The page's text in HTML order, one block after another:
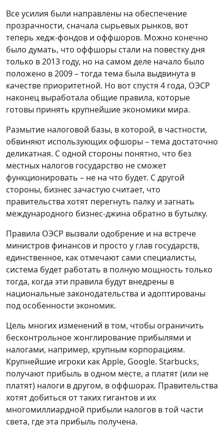
Все усилия были направлены на обеспечение
прозрачности, сначала сырьевых рынков, вот
теперь хедж-фондов и оффшоров. Можно конечно
было думать, что оффшоры стали на повестку дня
только в 2013 году, но на самом деле начало было
положено в 2009 – тогда тема была выдвинута в
качестве приоритетной. Но вот спустя 4 года, ОЭСР
наконец выработала общие правила, которые
готовы принять крупнейшие экономики мира.
Размытие налоговой базы, в которой, в частности,
обвиняют использующих офшоры – тема достаточно
деликатная. С одной стороны понятно, что без
местных налогов государство не сможет
функционировать – не на что будет. С другой
стороны, бизнес зачастую считает, что
правительства хотят перегнуть палку и загнать
международного бизнес-джина обратно в бутылку.
Правила ОЭСР вызвали одобрение и на встрече
министров финансов и просто у глав государств,
единственное, как отмечают сами специалисты,
система будет работать в полную мощность только
тогда, когда эти правила будут внедрены в
национальные законодательства и адоптированы
под особенности экономик.
Цель многих изменений в том, чтобы ограничить
бесконтрольное жонглирование прибылями и
налогами, например, крупным корпорациям.
Крупнейшие игроки как Apple, Google. Starbucks,
получают прибыль в одном месте, а платят (или не
платят) налоги в другом, в оффшорах. Правительства
хотят добиться от таких гигантов и их
многомиллиардной прибыли налогов в той части
света, где эта прибыль получена.